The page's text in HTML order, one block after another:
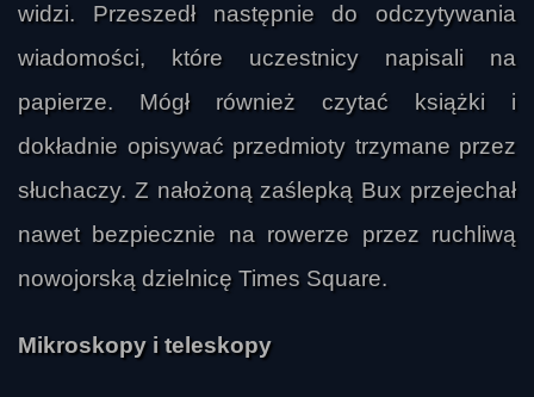
widzi. Przeszedł następnie do odczytywania
wiadomości, które uczestnicy napisali na
papierze. Mógł również czytać książki i
dokładnie opisywać przedmioty trzymane przez
słuchaczy. Z nałożoną zaślepką Bux przejechał
nawet bezpiecznie na rowerze przez ruchliwą
nowojorską dzielnicę Times Square.
Mikroskopy i teleskopy